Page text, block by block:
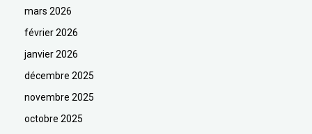
mars 2026
février 2026
janvier 2026
décembre 2025
novembre 2025
octobre 2025